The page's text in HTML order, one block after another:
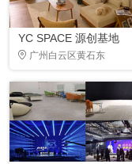
YC SPACE 源创基地
广州白云区黄石东